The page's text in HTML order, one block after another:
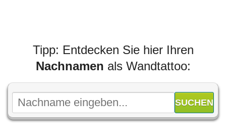
Tipp: Entdecken Sie hier Ihren
Nachnamen als Wandtattoo: